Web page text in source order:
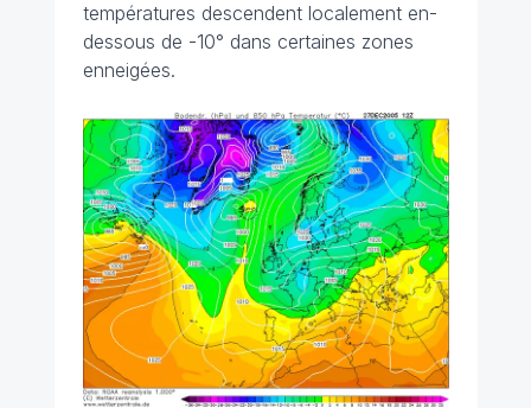
températures descendent localement en-
dessous de -10° dans certaines zones
enneigées.